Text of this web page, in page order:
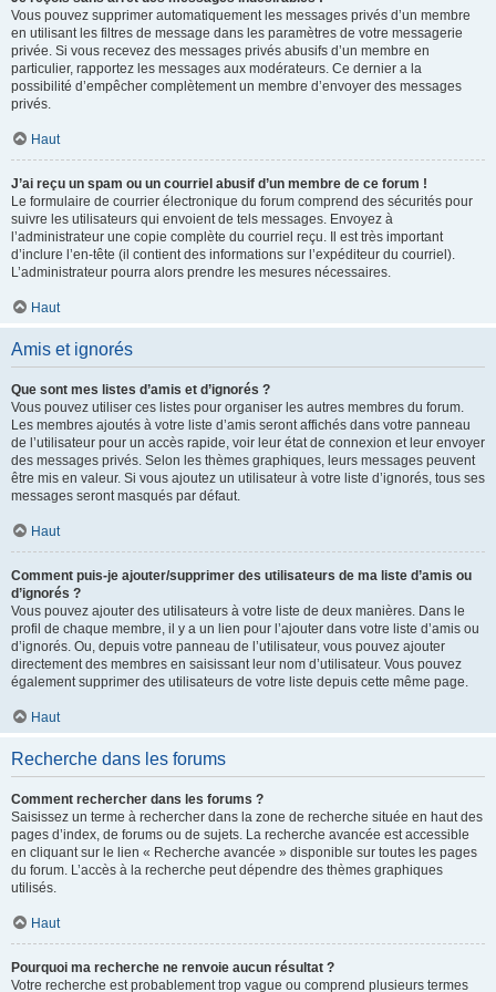
Vous pouvez supprimer automatiquement les messages privés d’un membre
en utilisant les filtres de message dans les paramètres de votre messagerie
privée. Si vous recevez des messages privés abusifs d’un membre en
particulier, rapportez les messages aux modérateurs. Ce dernier a la
possibilité d’empêcher complètement un membre d’envoyer des messages
privés.
Haut
J’ai reçu un spam ou un courriel abusif d’un membre de ce forum !
Le formulaire de courrier électronique du forum comprend des sécurités pour
suivre les utilisateurs qui envoient de tels messages. Envoyez à
l’administrateur une copie complète du courriel reçu. Il est très important
d’inclure l’en-tête (il contient des informations sur l’expéditeur du courriel).
L’administrateur pourra alors prendre les mesures nécessaires.
Haut
Amis et ignorés
Que sont mes listes d’amis et d’ignorés ?
Vous pouvez utiliser ces listes pour organiser les autres membres du forum.
Les membres ajoutés à votre liste d’amis seront affichés dans votre panneau
de l’utilisateur pour un accès rapide, voir leur état de connexion et leur envoyer
des messages privés. Selon les thèmes graphiques, leurs messages peuvent
être mis en valeur. Si vous ajoutez un utilisateur à votre liste d’ignorés, tous ses
messages seront masqués par défaut.
Haut
Comment puis-je ajouter/supprimer des utilisateurs de ma liste d’amis ou
d’ignorés ?
Vous pouvez ajouter des utilisateurs à votre liste de deux manières. Dans le
profil de chaque membre, il y a un lien pour l’ajouter dans votre liste d’amis ou
d’ignorés. Ou, depuis votre panneau de l’utilisateur, vous pouvez ajouter
directement des membres en saisissant leur nom d’utilisateur. Vous pouvez
également supprimer des utilisateurs de votre liste depuis cette même page.
Haut
Recherche dans les forums
Comment rechercher dans les forums ?
Saisissez un terme à rechercher dans la zone de recherche située en haut des
pages d’index, de forums ou de sujets. La recherche avancée est accessible
en cliquant sur le lien « Recherche avancée » disponible sur toutes les pages
du forum. L’accès à la recherche peut dépendre des thèmes graphiques
utilisés.
Haut
Pourquoi ma recherche ne renvoie aucun résultat ?
Votre recherche est probablement trop vague ou comprend plusieurs termes